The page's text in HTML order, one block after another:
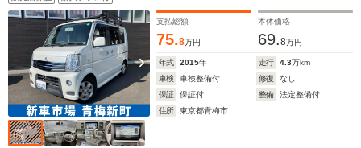
CD Bluetooth アルミホイール ローダウン ルー
フキャリア
支払総額
75.8万円
本体価格
69.8万円
年式 2015年 走行 4.3万km
車検
車検整備付 修復
なし
保証
保証付 整備
法定整備付
住所
東京都青梅市